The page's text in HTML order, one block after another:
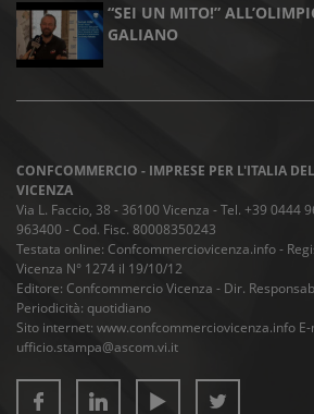
“SEI UN MITO!”
GALIANO
CONFCOMMERCIO - IMPRESE PER L'ITALIA
VICENZA
Via L. Faccio, 38 - 36100 Vicenza - Tel. +39 0444
963400 - Cod. Fisc. 80008350243
Testata online: Confcommerciovicenza.info -
Vicenza N° 1274 il 19/10/12
Editore: Confcommercio Vicenza - Dir.
Periodicità: quotidiano
Sito internet: www.confcommerciovicenza.info E-
ufficio.stampa@ascom.vi.it